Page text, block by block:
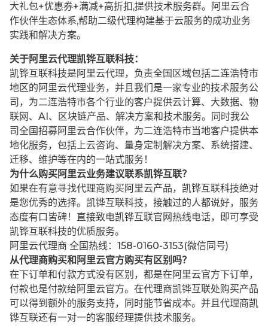
大礼包+优惠券+满减+高折扣,提供技术服务群。阿里云合
作伙伴生态体系,帮助二级代理构建基于云服务的成功业务
实践和解决方案。
关于阿里云代理凯铧互联科技：
凯铧互联科技是阿里云代理，负责全国区域包括二连浩特市
地区的阿里云代理业务，并且我们是一家专业的技术服务公
司，为二连浩特市各个行业的客户提供云计算、大数据、物
联网、AI、区块链产品、解决方案和技术服务。同时我公
司全国招募阿里云合作伙伴，为二连浩特市当地客户提供本
地化服务，包括上云咨询、量身定制解决方案、系统搭建、
迁移、维护等在内的一站式服务！
为什么购买阿里云业务建议联系凯铧互联？
如果在有意寻找代理商购买阿里云产品，凯铧互联科技绝对
是您优秀的选择。凯铧互联科技，接触过的人都说好，服务
态度有口皆碑！直接致电凯铧互联官网热线电话，即可享受
凯铧互联科技的优质服务。
阿里云代理商 全国热线：158-0160-3153(微信同号)
从代理商购买和阿里云官方购买有区别吗？
在下订单和付款方式没有区别，都是在阿里云官方下订单，
付款也是付款给阿里云官方。在代理商凯铧互联处购买产品
可以得到额外的服务支持，同时能节省成本。并且代理商凯
铧互联还有一对一的客服经理提供技术服务。